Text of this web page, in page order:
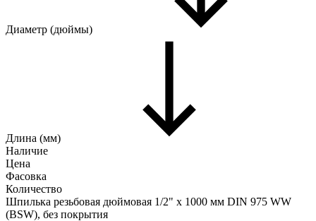
Диаметр (дюймы)
Длина (мм)
Наличие
Цена
Фасовка
Количество
Шпилька резьбовая дюймовая 1/2" х 1000 мм DIN 975 WW
(BSW), без покрытия